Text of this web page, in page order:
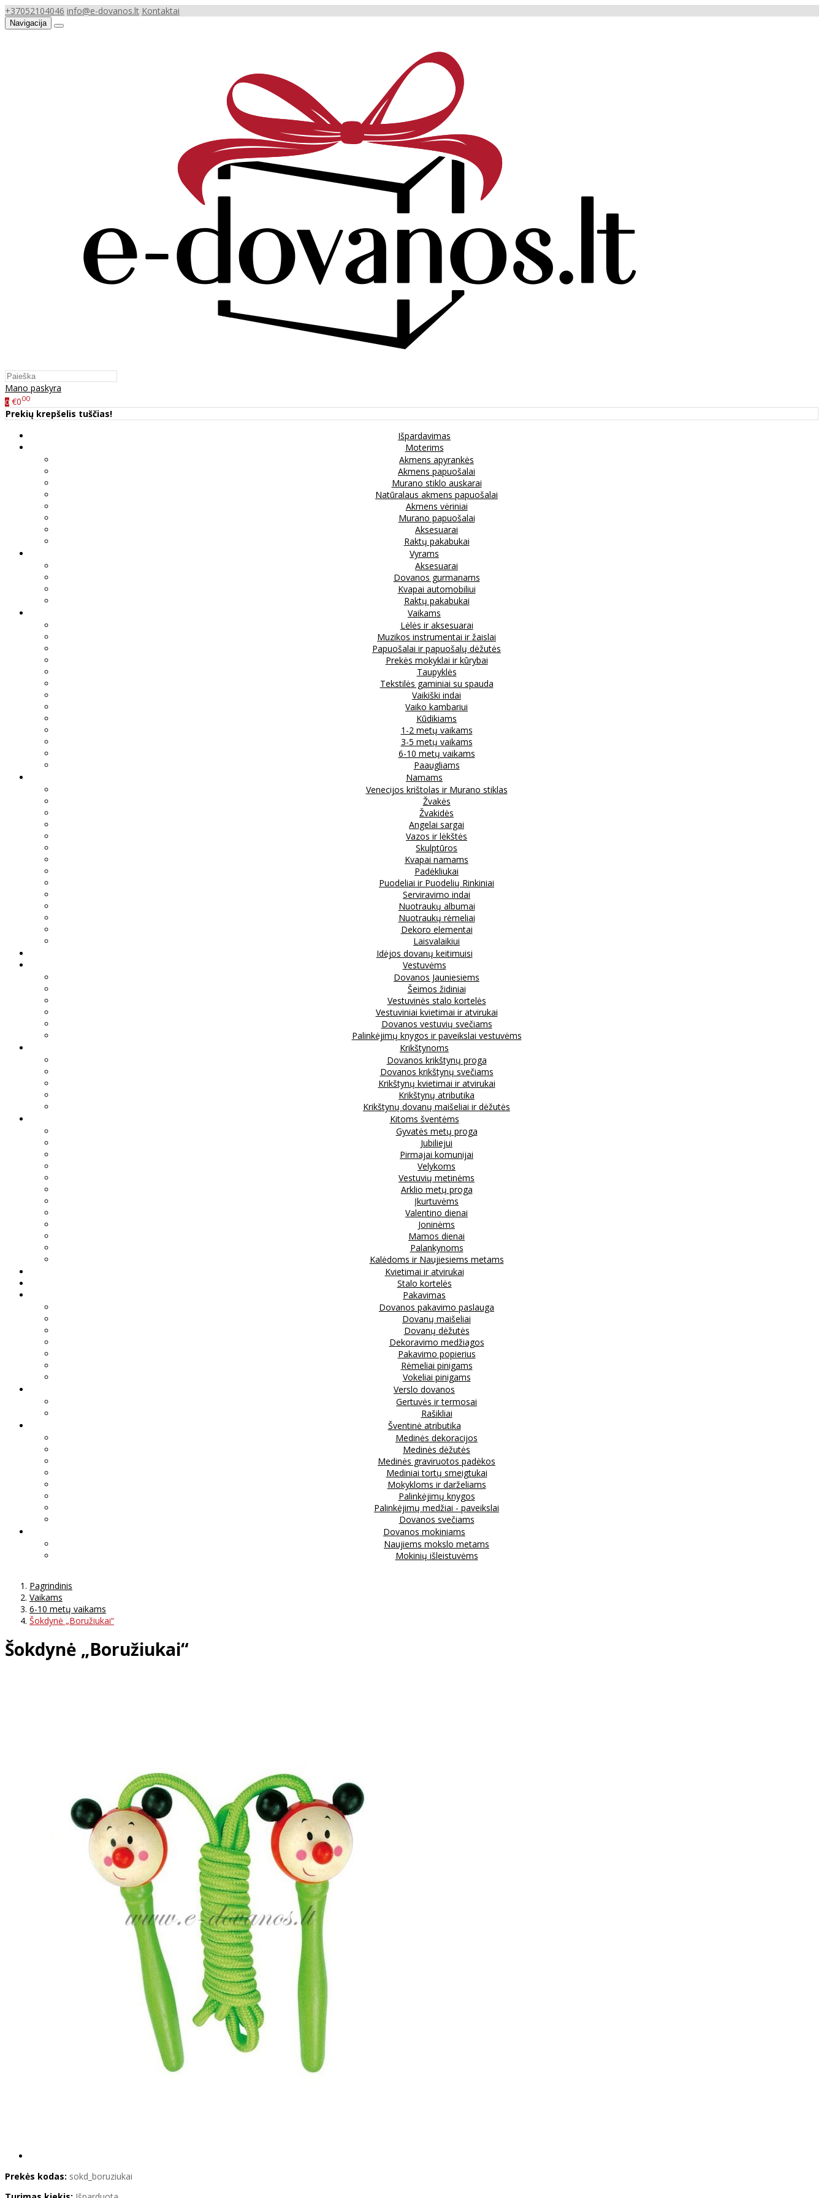
+37052104046 info@e-dovanos.lt Kontaktai
Navigacija
Mano paskyra
0 €000
Prekių krepšelis tuščias!
Išpardavimas
Moterims
Akmens apyrankės
Akmens papuošalai
Murano stiklo auskarai
Natūralaus akmens papuošalai
Akmens vėriniai
Murano papuošalai
Aksesuarai
Raktų pakabukai
Vyrams
Aksesuarai
Dovanos gurmanams
Kvapai automobiliui
Raktų pakabukai
Vaikams
Lėlės ir aksesuarai
Muzikos instrumentai ir žaislai
Papuošalai ir papuošalų dėžutės
Prekės mokyklai ir kūrybai
Taupyklės
Tekstilės gaminiai su spauda
Vaikiški indai
Vaiko kambariui
Kūdikiams
1-2 metų vaikams
3-5 metų vaikams
6-10 metų vaikams
Paaugliams
Namams
Venecijos krištolas ir Murano stiklas
Žvakės
Žvakidės
Angelai sargai
Vazos ir lėkštės
Skulptūros
Kvapai namams
Padėkliukai
Puodeliai ir Puodelių Rinkiniai
Serviravimo indai
Nuotraukų albumai
Nuotraukų rėmeliai
Dekoro elementai
Laisvalaikiui
Idėjos dovanų keitimuisi
Vestuvėms
Dovanos Jauniesiems
Šeimos židiniai
Vestuvinės stalo kortelės
Vestuviniai kvietimai ir atvirukai
Dovanos vestuvių svečiams
Palinkėjimų knygos ir paveikslai vestuvėms
Krikštynoms
Dovanos krikštynų proga
Dovanos krikštynų svečiams
Krikštynų kvietimai ir atvirukai
Krikštynų atributika
Krikštynų dovanų maišeliai ir dėžutės
Kitoms šventėms
Gyvatės metų proga
Jubiliejui
Pirmajai komunijai
Velykoms
Vestuvių metinėms
Arklio metų proga
Įkurtuvėms
Valentino dienai
Joninėms
Mamos dienai
Palankynoms
Kalėdoms ir Naujiesiems metams
Kvietimai ir atvirukai
Stalo kortelės
Pakavimas
Dovanos pakavimo paslauga
Dovanų maišeliai
Dovanų dėžutės
Dekoravimo medžiagos
Pakavimo popierius
Rėmeliai pinigams
Vokeliai pinigams
Verslo dovanos
Gertuvės ir termosai
Rašikliai
Šventinė atributika
Medinės dekoracijos
Medinės dėžutės
Medinės graviruotos padėkos
Mediniai tortų smeigtukai
Mokykloms ir darželiams
Palinkėjimų knygos
Palinkėjimų medžiai - paveikslai
Dovanos svečiams
Dovanos mokiniams
Naujiems mokslo metams
Mokinių išleistuvėms
Pagrindinis
Vaikams
6-10 metų vaikams
Šokdynė „Boružiukai“
Šokdynė „Boružiukai“
Prekės kodas: sokd_boruziukai